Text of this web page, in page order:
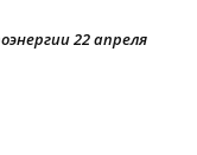
22 апреля